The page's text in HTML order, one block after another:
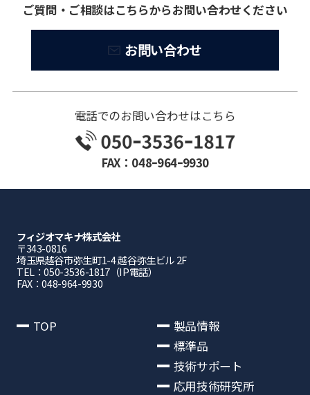
ご質問・ご相談はこちらからお問い合わせください
お問い合わせ
電話でのお問い合わせはこちら
FAX：048ｰ964ｰ9930
フィジオマキナ株式会社
〒343-0816
埼⽟県越⾕市弥⽣町1-4 越⾕弥⽣ビル 2F
TEL：050-3536-1817（IP電話）
FAX：048-964-9930
TOP
製品情報
標準品
技術サポート
応用技術研究所